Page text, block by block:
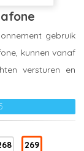
gebruik
kunnen vanaf
versturen en
269